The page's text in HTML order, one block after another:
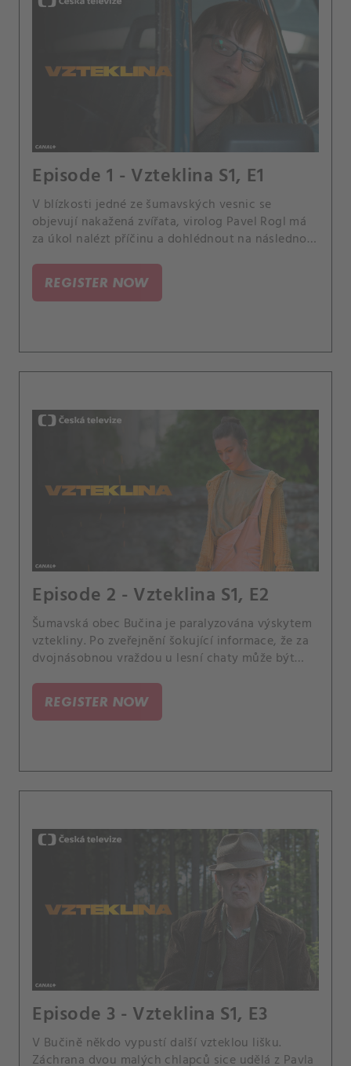
Episode 1 - Vzteklina S1, E1
V blízkosti jedné ze šumavských vesnic se
objevují nakažená zvířata, virolog Pavel Rogl má
za úkol nalézt příčinu a dohlédnout na následnou
vypracováním odborného posudku pro tým
kriminalistů vyšetřujících záhadnou
dvojnásobnou vraždu, která se stala v okolních
REGISTER NOW
Episode 2 - Vzteklina S1, E2
Šumavská obec Bučina je paralyzována výskytem
vztekliny. Po zveřejnění šokující informace, že za
dvojnásobnou vraždou u lesní chaty může být
blázna – dokud se ovšem neukáže, že měl pravdu.
REGISTER NOW
Episode 3 - Vzteklina S1, E3
V Bučině někdo vypustí další vzteklou lišku.
Záchrana dvou malých chlapců sice udělá z Pavla